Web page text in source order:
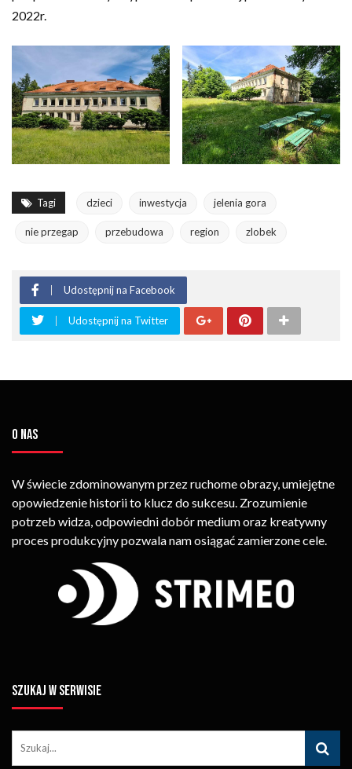
2022r.
Tagi dzieci inwestycja jelenia gora
nie przegap przebudowa region zlobek
Udostępnij na Facebook
Udostępnij na Twitter
O NAS
W świecie zdominowanym przez ruchome obrazy, umiejętne
opowiedzenie historii to klucz do sukcesu. Zrozumienie
potrzeb widza, odpowiedni dobór medium oraz kreatywny
proces produkcyjny pozwala nam osiągać zamierzone cele.
SZUKAJ W SERWISIE